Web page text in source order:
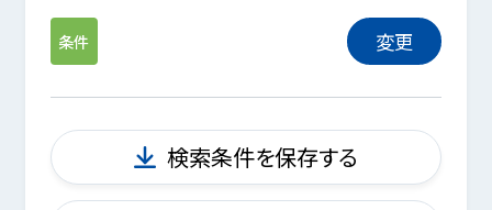
条件 変更
検索条件を保存する